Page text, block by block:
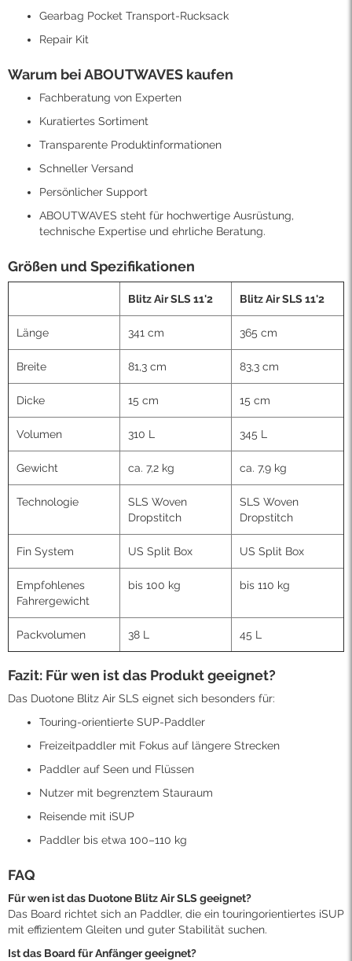
Gearbag Pocket Transport-Rucksack
Repair Kit
Warum bei ABOUTWAVES kaufen
Fachberatung von Experten
Kuratiertes Sortiment
Transparente Produktinformationen
Schneller Versand
Persönlicher Support
ABOUTWAVES steht für hochwertige Ausrüstung,
technische Expertise und ehrliche Beratung.
Größen und Spezifikationen
Blitz Air SLS 11'2 Blitz Air SLS 11'2
Länge 341 cm 365 cm
Breite 81,3 cm 83,3 cm
Dicke 15 cm 15 cm
Volumen 310 L 345 L
Gewicht ca. 7,2 kg ca. 7,9 kg
Technologie
SLS Woven
Dropstitch
SLS Woven
Dropstitch
Fin System US Split Box US Split Box
Empfohlenes
Fahrergewicht
bis 100 kg bis 110 kg
Packvolumen 38 L 45 L
Fazit: Für wen ist das Produkt geeignet?
Das Duotone Blitz Air SLS eignet sich besonders für:
Touring-orientierte SUP-Paddler
Freizeitpaddler mit Fokus auf längere Strecken
Paddler auf Seen und Flüssen
Nutzer mit begrenztem Stauraum
Reisende mit iSUP
Paddler bis etwa 100–110 kg
FAQ
Für wen ist das Duotone Blitz Air SLS geeignet?
Das Board richtet sich an Paddler, die ein touringorientiertes iSUP
mit effizientem Gleiten und guter Stabilität suchen.
Ist das Board für Anfänger geeignet?